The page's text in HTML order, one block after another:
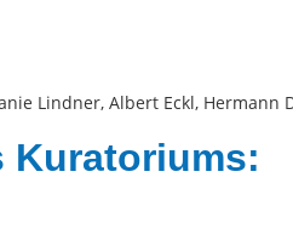
Lindner, Albert Eckl, Hermann
Kuratoriums: